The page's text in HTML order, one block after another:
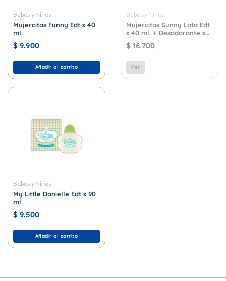
Bebés y Niños
Mujercitas Funny Edt x 40
ml.
$ 9.900
Añadir al carrito
Bebés y Niños
Mujercitas Sunny Lata Edt
x 40 ml. + Desodorante x
102ml.
$ 16.700
Ver
Bebés y Niños
My Little Danielle Edt x 90
ml.
$ 9.500
Añadir al carrito